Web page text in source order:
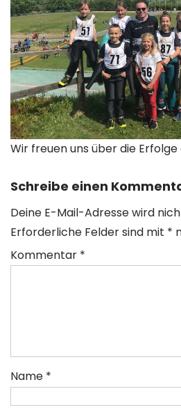
Wir freuen uns über die
Schreibe einen
Deine E-Mail-Adresse wird
Erforderliche Felder sind mit *
Kommentar *
Name *